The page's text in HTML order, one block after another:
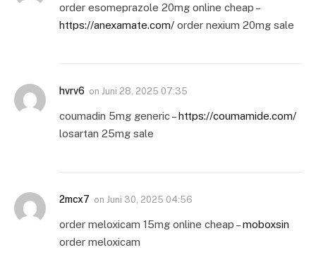
order esomeprazole 20mg online cheap –
https://anexamate.com/ order nexium 20mg sale
hvrv6 on Juni 28, 2025 07:35
coumadin 5mg generic –https://coumamide.com/
losartan 25mg sale
2mcx7 on Juni 30, 2025 04:56
order meloxicam 15mg online cheap –moboxsin
order meloxicam